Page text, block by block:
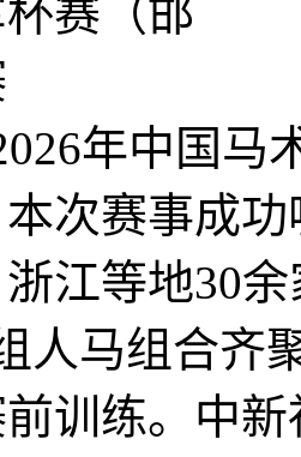
年中国马
次赛事成
江等地30
人马组合齐
训练。中